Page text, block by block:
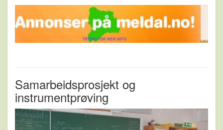
Samarbeidsprosjekt og
instrumentprøving